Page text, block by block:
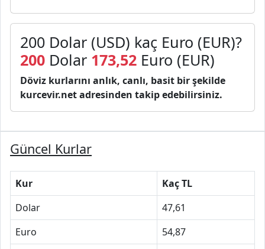
200 Dolar (USD) kaç Euro (EUR)?
200 Dolar 173,52 Euro (EUR)
Döviz kurlarını anlık, canlı, basit bir şekilde
kurcevir.net adresinden takip edebilirsiniz.
Güncel Kurlar
Kur
Kaç TL
Dolar
47,61
Euro
54,87